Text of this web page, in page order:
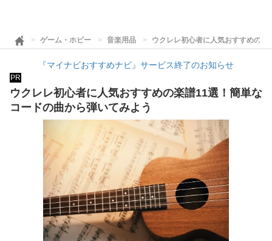
ゲーム・ホビー 音楽用品 ウクレレ初心者に人気おすすめの
『マイナビおすすめナビ』サービス終了のお知らせ
PR
ウクレレ初心者に人気おすすめの楽譜11選！簡単な
コードの曲から弾いてみよう